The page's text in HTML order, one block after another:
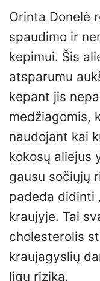
Orinta Donelė
spaudimo ir
kepimui. Šis
atsparumu
kepant jis
medžiagomis,
naudojant kai
kokosų aliejus
gausu sočiųjų
padeda didinti
kraujyje. Tai
cholesterolis
kraujagyslių
ligų riziką.